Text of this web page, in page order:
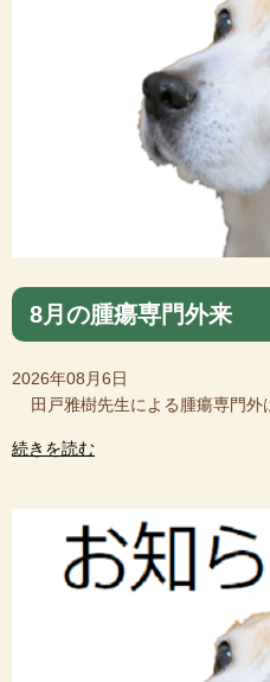
8月の腫瘍専門外来
2026年08月6日
田戸雅樹先生による腫瘍専門外
続きを読む